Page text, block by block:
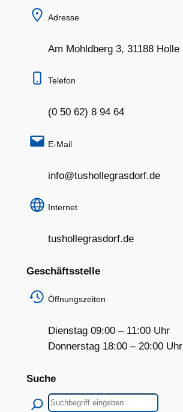
Adresse
Am Mohldberg 3, 31188 Holle
Telefon
(0 50 62) 8 94 64
E-Mail
info@tushollegrasdorf.de
Internet
tushollegrasdorf.de
Geschäftsstelle
Öffnungszeiten
Dienstag 09:00 – 11:00 Uhr
Donnerstag 18:00 – 20:00 Uhr
Suche
Suchen